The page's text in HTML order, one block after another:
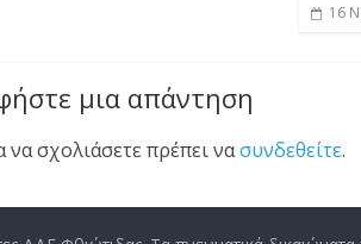
16
μια απάντηση
να σχολιάσετε πρέπει νασυνδεθείτε.